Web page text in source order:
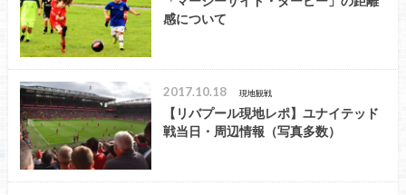
感について
2017.10.18 現地観戦
【リバプール現地レポ】ユナイテッド
戦当日・周辺情報（写真多数）